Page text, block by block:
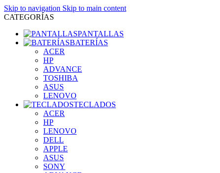
Skip to navigation Skip to main content
CATEGORÍAS
PANTALLAS
BATERÍAS
ACER
HP
ADVANCE
TOSHIBA
ASUS
LENOVO
TECLADOS
ACER
HP
LENOVO
DELL
APPLE
ASUS
SONY